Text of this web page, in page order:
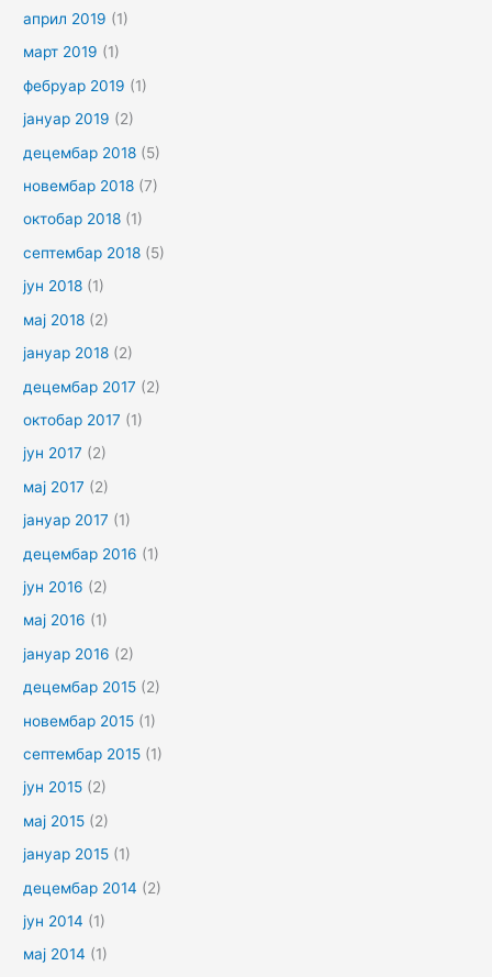
април 2019 (1)
март 2019 (1)
фебруар 2019 (1)
јануар 2019 (2)
децембар 2018 (5)
новембар 2018 (7)
октобар 2018 (1)
септембар 2018 (5)
јун 2018 (1)
мај 2018 (2)
јануар 2018 (2)
децембар 2017 (2)
октобар 2017 (1)
јун 2017 (2)
мај 2017 (2)
јануар 2017 (1)
децембар 2016 (1)
јун 2016 (2)
мај 2016 (1)
јануар 2016 (2)
децембар 2015 (2)
новембар 2015 (1)
септембар 2015 (1)
јун 2015 (2)
мај 2015 (2)
јануар 2015 (1)
децембар 2014 (2)
јун 2014 (1)
мај 2014 (1)